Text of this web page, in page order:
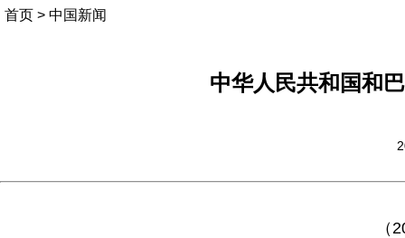
首页 > 中国新闻
中华人民共和国和
（